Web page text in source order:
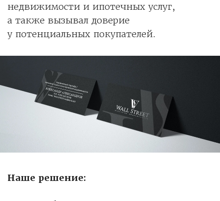
недвижимости и ипотечных услуг,
а также вызывал доверие
у потенциальных покупателей.
Наше решение: